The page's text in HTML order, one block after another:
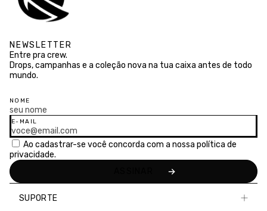
NEWSLETTER
Entre pra crew.
Drops, campanhas e a coleção nova na tua caixa antes de todo
mundo.
NOME
E-MAIL
Ao cadastrar-se você concorda com a nossa política de
privacidade.
SUPORTE